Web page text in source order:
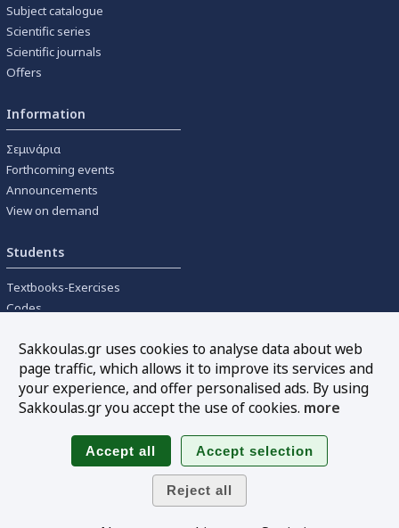
Subject catalogue
Scientific series
Scientific journals
Offers
Information
Σεμινάρια
Forthcoming events
Announcements
View on demand
Students
Textbooks-Exercises
Codes
Tools
Online interest calculation
Follow us
Sakkoulas.gr uses cookies to analyse data about web
page traffic, which allows it to improve its services and
your experience, and offer personalised ads. By using
Sakkoulas.gr you accept the use of cookies. more